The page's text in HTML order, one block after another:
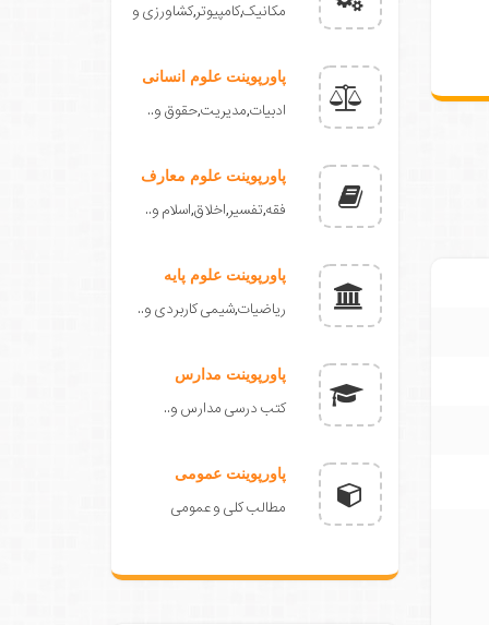
مکانیک,کامپیوتر,کشاورزی و
پاورپوینت علوم انسانی
ادبیات,مدیریت,حقوق و..
پاورپوینت علوم معارف
فقه,تفسیر,اخلاق,اسلام و..
پاورپوینت علوم پایه
ریاضیات,شیمی کاربردی و..
پاورپوینت مدارس
کتب درسی مدارس و..
پاورپوینت عمومی
مطالب کلی و عمومی